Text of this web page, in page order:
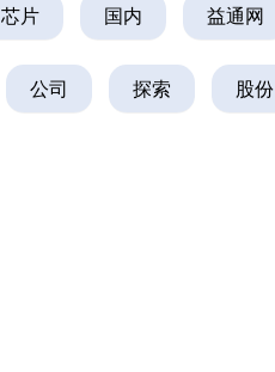
芯片 国内 益通网
公司 探索 股份